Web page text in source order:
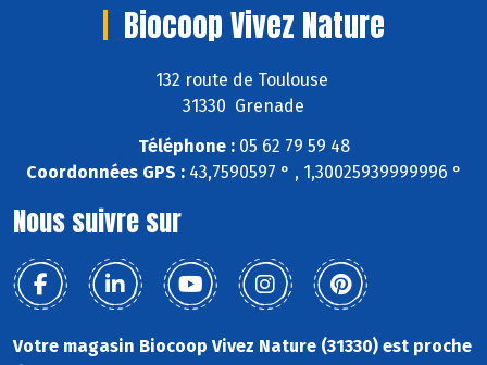
Biocoop Vivez Nature
132 route de Toulouse
31330 Grenade
Téléphone :05 62 79 59 48
Coordonnées GPS :43,7590597 ° , 1,30025939999996 °
Nous suivre sur
Votre magasin Biocoop Vivez Nature (31330) est proche